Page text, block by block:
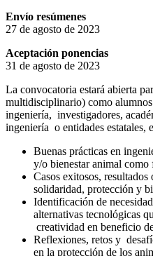
Envío resúmenes
27 de agosto de 2023
Aceptación ponencias
31 de agosto de 2023
La convocatoria estará abierta
multidisciplinario) como
ingeniería, investigadores,
ingeniería o entidades estatales,
Buenas prácticas en
y/o bienestar animal como
Casos exitosos, resultados
solidaridad, protección y
Identificación de
alternativas tecnológicas
creatividad en beneficio
Reflexiones, retos y
en la protección de los